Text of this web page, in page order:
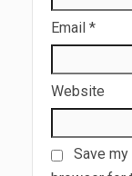
Email *
Website
Save